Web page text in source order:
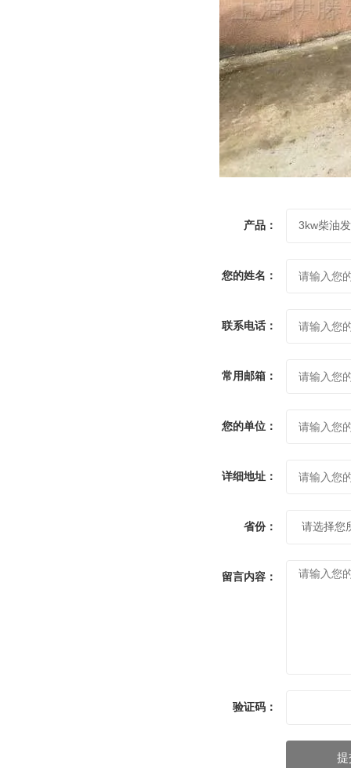
产品：
您的姓名：
联系电话：
常用邮箱：
您的单位：
详细地址：
省份：
留言内容：
验证码：